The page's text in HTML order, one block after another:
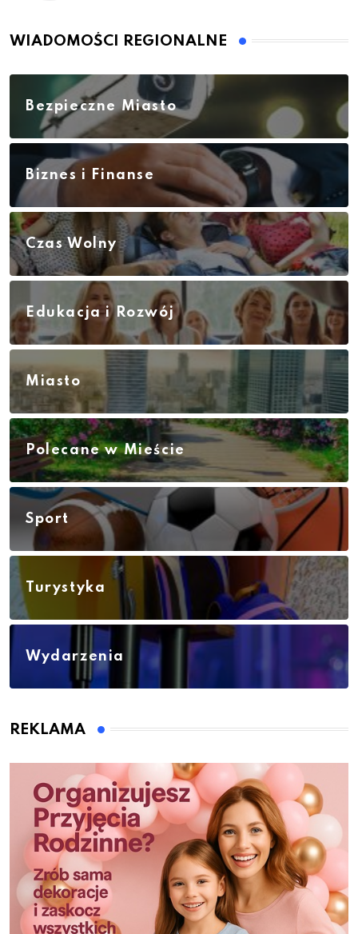
WIADOMOŚCI REGIONALNE
Bezpieczne Miasto
Biznes i Finanse
Czas Wolny
Edukacja i Rozwój
Miasto
Polecane w Mieście
Sport
Turystyka
Wydarzenia
REKLAMA